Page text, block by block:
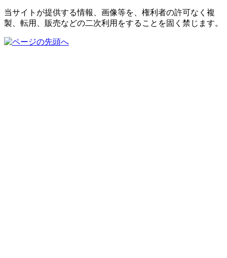
当サイトが提供する情報、画像等を、権利者の許可なく複
製、転用、販売などの二次利用をすることを固く禁じます。